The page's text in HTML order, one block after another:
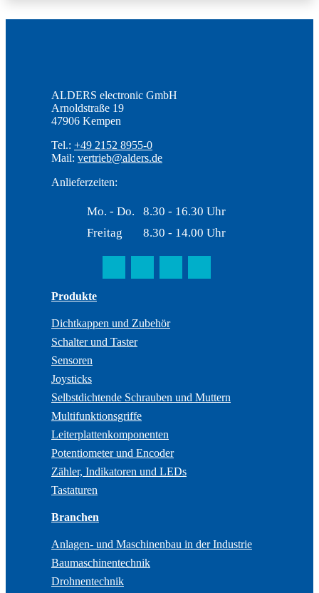
ALDERS electronic GmbH
Arnoldstraße 19
47906 Kempen
Tel.: +49 2152 8955-0
Mail: vertrieb@alders.de
Anlieferzeiten:
Mo. - Do.
8.30 - 16.30 Uhr
Freitag
8.30 - 14.00 Uhr
Produkte
Dichtkappen und Zubehör
Schalter und Taster
Sensoren
Joysticks
Selbstdichtende Schrauben und Muttern
Multifunktionsgriffe
Leiterplattenkomponenten
Potentiometer und Encoder
Zähler, Indikatoren und LEDs
Tastaturen
Branchen
Anlagen- und Maschinenbau in der Industrie
Baumaschinentechnik
Drohnentechnik